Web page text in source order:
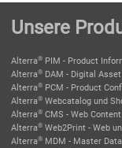
Unsere
Alterra® PIM - Product
Alterra® DAM - Digital
Alterra® PCM - Product
Alterra® Webcatalog und
Alterra® CMS - Web
Alterra® Web2Print - Web
Alterra® MDM - Master